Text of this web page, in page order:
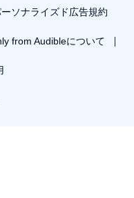
ソナライズド広告規約
from Audibleについて